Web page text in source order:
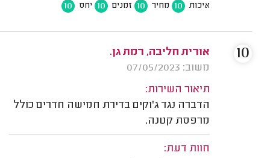
איכות 10 מחיר 10 זמנים 10 יחס 10
אורית חליבה, רמת גן.
משוב: 07/05/2023
תיאור השירות:
הדברה נגד ג'וקים בדירת חמישה חדרים כולל
מרפסת קטנה.
חוות דעת:
10